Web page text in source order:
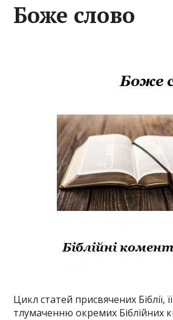
Боже слово
Цикл статей присвячених Біблії,
тлумаченню окремих Біблійних